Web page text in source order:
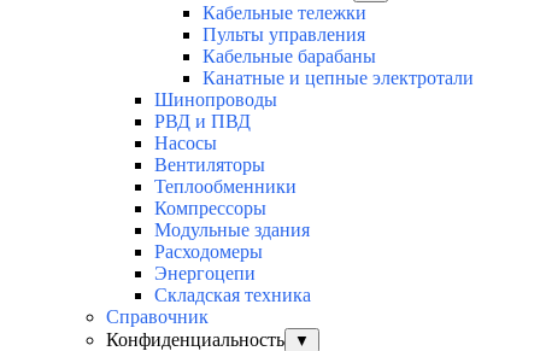
Кабельные тележки
Пульты управления
Кабельные барабаны
Канатные и цепные электротали
Шинопроводы
РВД и ПВД
Насосы
Вентиляторы
Теплообменники
Компрессоры
Модульные здания
Расходомеры
Энергоцепи
Складская техника
Справочник
Конфиденциальность
▼